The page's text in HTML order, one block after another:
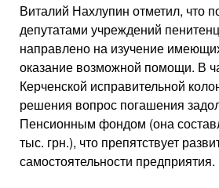
Виталий Нахлупин отметил, что
депутатами учреждений
направлено на изучение
оказание возможной помощи. В
Керченской исправительной
решения вопрос погашения
Пенсионным фондом (она
тыс. грн.), что препятствует
самостоятельности предприятия.